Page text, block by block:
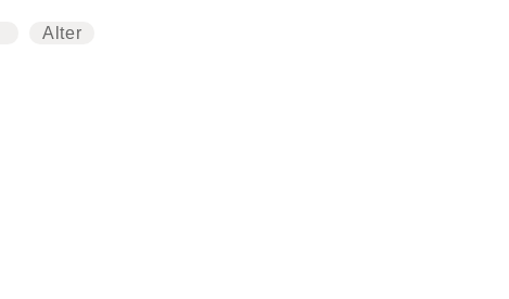
Alter